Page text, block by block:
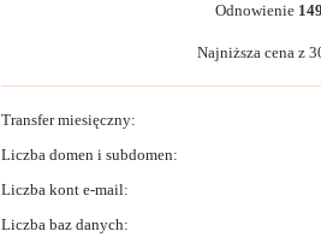
Odnowienie
Najniższa cena z
Transfer miesięczny:
Liczba domen i subdomen:
Liczba kont e-mail:
Liczba baz danych: